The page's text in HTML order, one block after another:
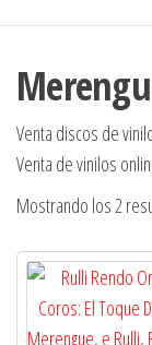
Venta discos de
Venta de vinilos
Mostrando los 2